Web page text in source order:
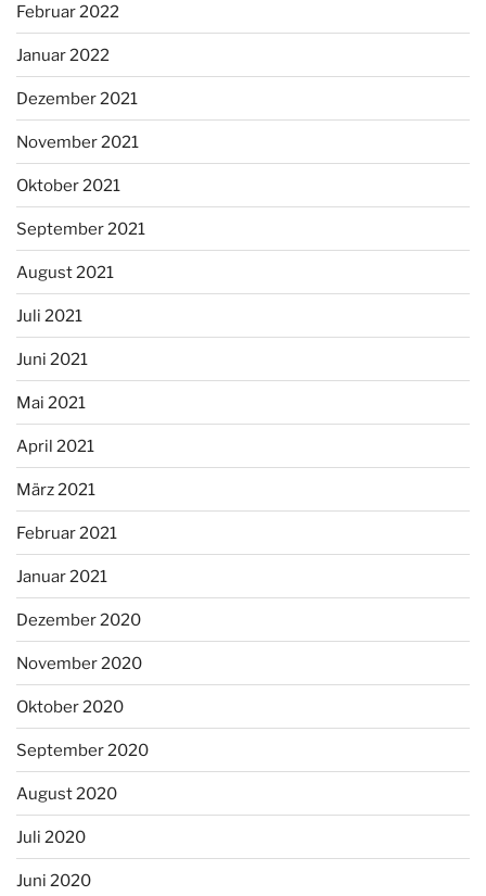
Februar 2022
Januar 2022
Dezember 2021
November 2021
Oktober 2021
September 2021
August 2021
Juli 2021
Juni 2021
Mai 2021
April 2021
März 2021
Februar 2021
Januar 2021
Dezember 2020
November 2020
Oktober 2020
September 2020
August 2020
Juli 2020
Juni 2020